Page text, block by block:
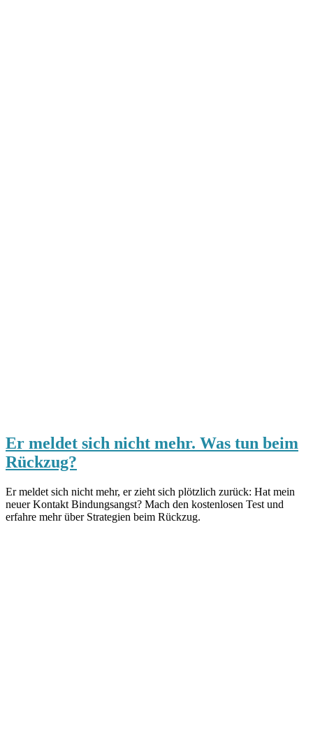
Er meldet sich nicht mehr. Was tun beim
Rückzug?
Er meldet sich nicht mehr, er zieht sich plötzlich zurück: Hat mein
neuer Kontakt Bindungsangst? Mach den kostenlosen Test und
erfahre mehr über Strategien beim Rückzug.